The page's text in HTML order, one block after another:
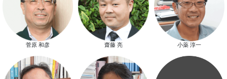
新春特別キャンペーン
菅原 和彦 齋藤 亮 小薬 淳一